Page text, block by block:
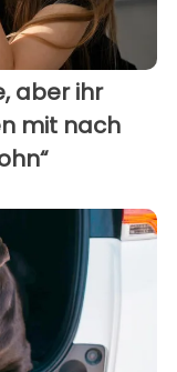
aber ihr
mit nach